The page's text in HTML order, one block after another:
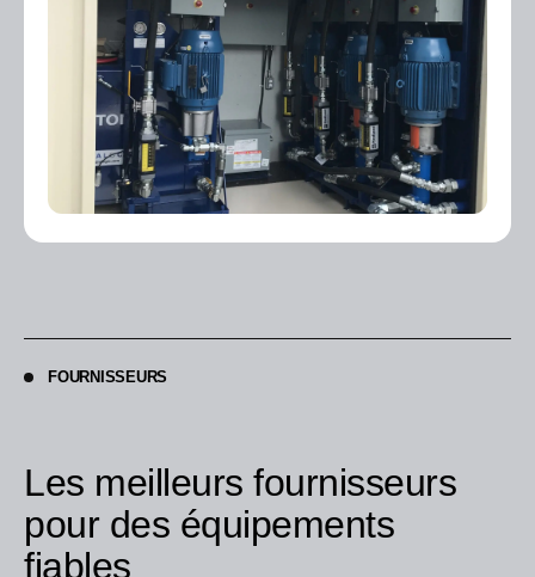
FOURNISSEURS
Les meilleurs fournisseurs
pour des équipements
fiables